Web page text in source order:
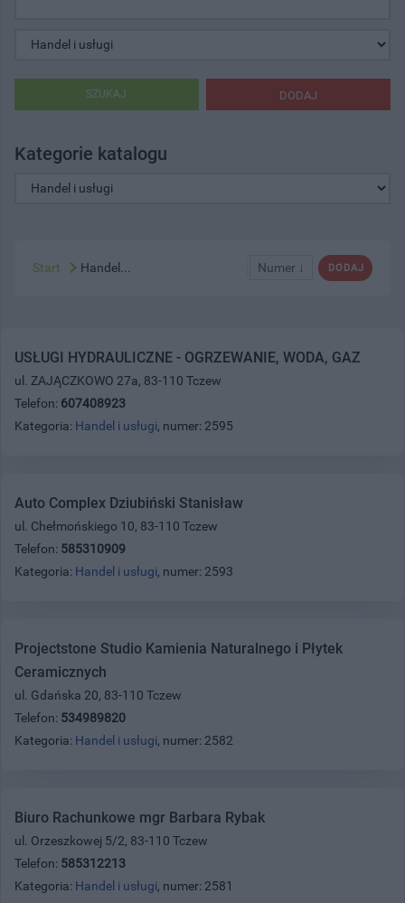
DODAJ
SZUKAJ
Kategorie katalogu
DODAJ
Numer ↓
Start Handel...
USŁUGI HYDRAULICZNE - OGRZEWANIE, WODA, GAZ
ul. ZAJĄCZKOWO 27a, 83-110 Tczew
Telefon: 607408923
Kategoria: Handel i usługi, numer: 2595
Auto Complex Dziubiński Stanisław
ul. Chełmońskiego 10, 83-110 Tczew
Telefon: 585310909
Kategoria: Handel i usługi, numer: 2593
Projectstone Studio Kamienia Naturalnego i Płytek
Ceramicznych
ul. Gdańska 20, 83-110 Tczew
Telefon: 534989820
Kategoria: Handel i usługi, numer: 2582
Biuro Rachunkowe mgr Barbara Rybak
ul. Orzeszkowej 5/2, 83-110 Tczew
Telefon: 585312213
Kategoria: Handel i usługi, numer: 2581